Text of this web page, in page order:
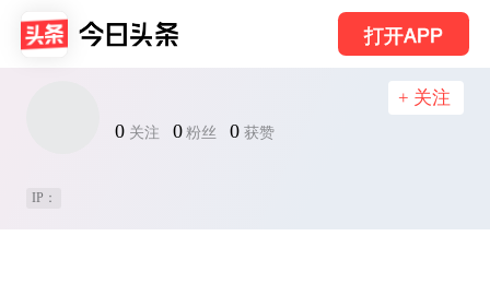
打开APP
0 关注 0 粉丝 0 获赞
+ 关注
IP：